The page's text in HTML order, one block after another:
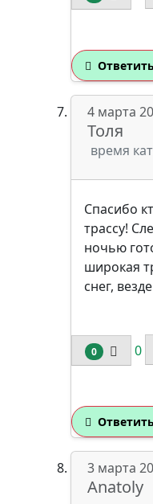
Ответить
4 марта
Толя
время
Спасибо
трассу!
ночью
широкая
снег,
0 0
Ответить
3 марта
Anatoly